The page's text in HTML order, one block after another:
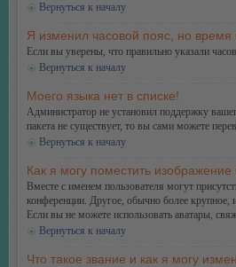
Вернуться к началу
Я изменил часовой пояс, но время
Если вы уверены, что правильно указали
Вернуться к началу
Моего языка нет в списке!
Администратор не установил поддержку
пакета не существует, то вы сами можете
Вернуться к началу
Как я могу поместить
Вместе с именем пользователя могут
конференции. Другое, обычно более крупное,
Если вы не можете использовать аватары,
Вернуться к началу
Что такое звание и как я могу